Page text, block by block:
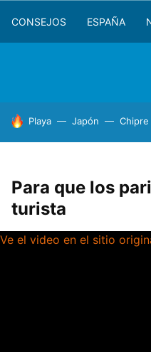
CONSEJOS ESPAÑA
HOY SE HABLA DE
Playa Japón Chipre
Para que los
turista
Ve el video en el sitio